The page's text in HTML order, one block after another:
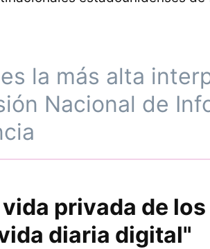
la más alta
Nacional de
privada de los
diaria digital"